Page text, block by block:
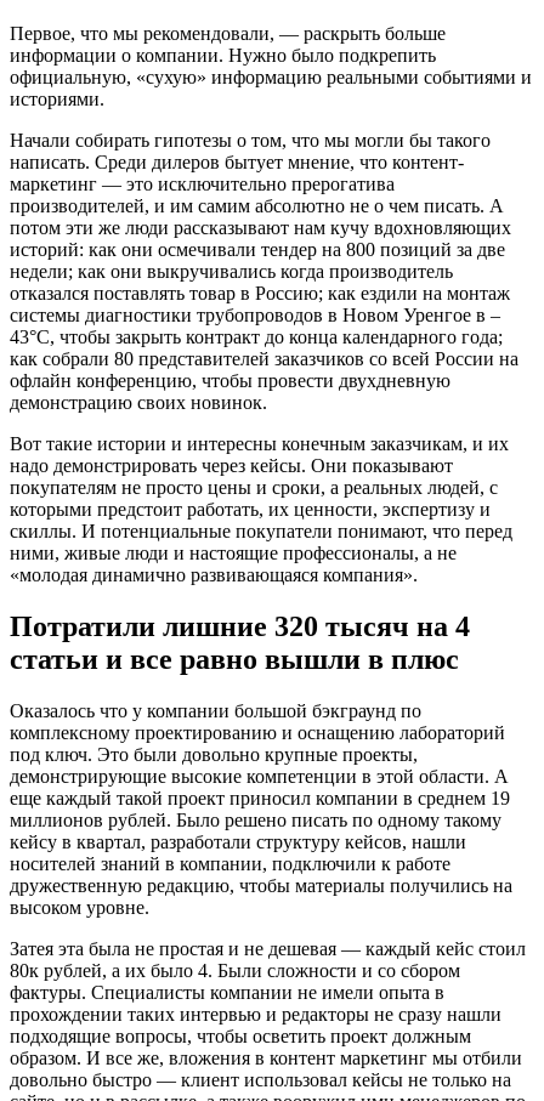
Первое, что мы рекомендовали, — раскрыть больше
информации о компании. Нужно было подкрепить
официальную, «сухую» информацию реальными событиями и
историями.
Начали собирать гипотезы о том, что мы могли бы такого
написать. Среди дилеров бытует мнение, что контент-
маркетинг — это исключительно прерогатива
производителей, и им самим абсолютно не о чем писать. А
потом эти же люди рассказывают нам кучу вдохновляющих
историй: как они осмечивали тендер на 800 позиций за две
недели; как они выкручивались когда производитель
отказался поставлять товар в Россию; как ездили на монтаж
системы диагностики трубопроводов в Новом Уренгое в –
43°C, чтобы закрыть контракт до конца календарного года;
как собрали 80 представителей заказчиков со всей России на
офлайн конференцию, чтобы провести двухдневную
демонстрацию своих новинок.
Вот такие истории и интересны конечным заказчикам, и их
надо демонстрировать через кейсы. Они показывают
покупателям не просто цены и сроки, а реальных людей, с
которыми предстоит работать, их ценности, экспертизу и
скиллы. И потенциальные покупатели понимают, что перед
ними, живые люди и настоящие профессионалы, а не
«молодая динамично развивающаяся компания».
Потратили лишние 320 тысяч на 4
статьи и все равно вышли в плюс
Оказалось что у компании большой бэкграунд по
комплексному проектированию и оснащению лабораторий
под ключ. Это были довольно крупные проекты,
демонстрирующие высокие компетенции в этой области. А
еще каждый такой проект приносил компании в среднем 19
миллионов рублей. Было решено писать по одному такому
кейсу в квартал, разработали структуру кейсов, нашли
носителей знаний в компании, подключили к работе
дружественную редакцию, чтобы материалы получились на
высоком уровне.
Затея эта была не простая и не дешевая — каждый кейс стоил
80к рублей, а их было 4. Были сложности и со сбором
фактуры. Специалисты компании не имели опыта в
прохождении таких интервью и редакторы не сразу нашли
подходящие вопросы, чтобы осветить проект должным
образом. И все же, вложения в контент маркетинг мы отбили
довольно быстро — клиент использовал кейсы не только на